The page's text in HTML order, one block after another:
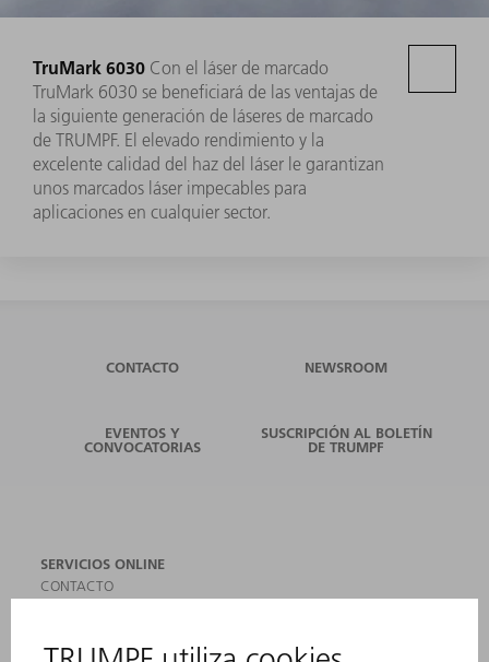
TruMark 6030 Con el láser de marcado
TruMark 6030 se beneficiará de las ventajas de
la siguiente generación de láseres de marcado
de TRUMPF. El elevado rendimiento y la
excelente calidad del haz del láser le garantizan
unos marcados láser impecables para
aplicaciones en cualquier sector.
CONTACTO NEWSROOM
EVENTOS Y
CONVOCATORIAS
SUSCRIPCIÓN AL BOLETÍN
DE TRUMPF
SERVICIOS ONLINE
CONTACTO
REGISTRO PARA EL BOLETÍN INFORMATIVO